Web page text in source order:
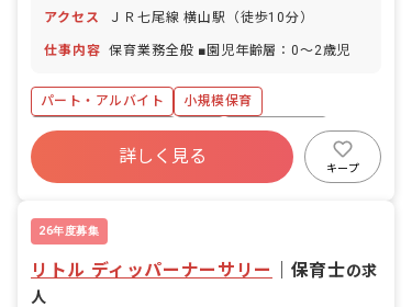
アクセス ＪＲ七尾線 横山駅（徒歩10分）
仕事内容 保育業務全般 ■園児年齢層：0～2歳児
パート・アルバイト
小規模保育
ボーナス・賞与あり
有給
福利厚生充実
昇給昇進あり
産休育休制度
詳しく見る
キープ
26年度募集
リトル ディッパーナーサリー 保育士の求
人